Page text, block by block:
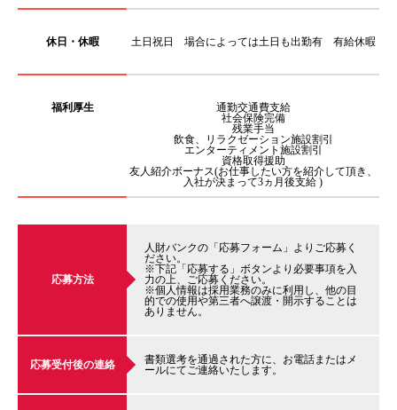
休日・休暇 土日祝日 場合によっては土日も出勤有 有給休暇
福利厚生
通勤交通費支給
社会保険完備
残業手当
飲食、リラクゼーション施設割引
エンターティメント施設割引
資格取得援助
友人紹介ボーナス(お仕事したい方を紹介して頂き、
入社が決まって3ヵ月後支給 )
応募方法
人財バンクの「応募フォーム」よりご応募く
ださい。
※下記「応募する」ボタンより必要事項を入
力の上、ご応募ください。
※個人情報は採用業務のみに利用し、他の目
的での使用や第三者へ譲渡・開示することは
ありません。
応募受付後の連絡
書類選考を通過された方に、お電話またはメ
ールにてご連絡いたします。